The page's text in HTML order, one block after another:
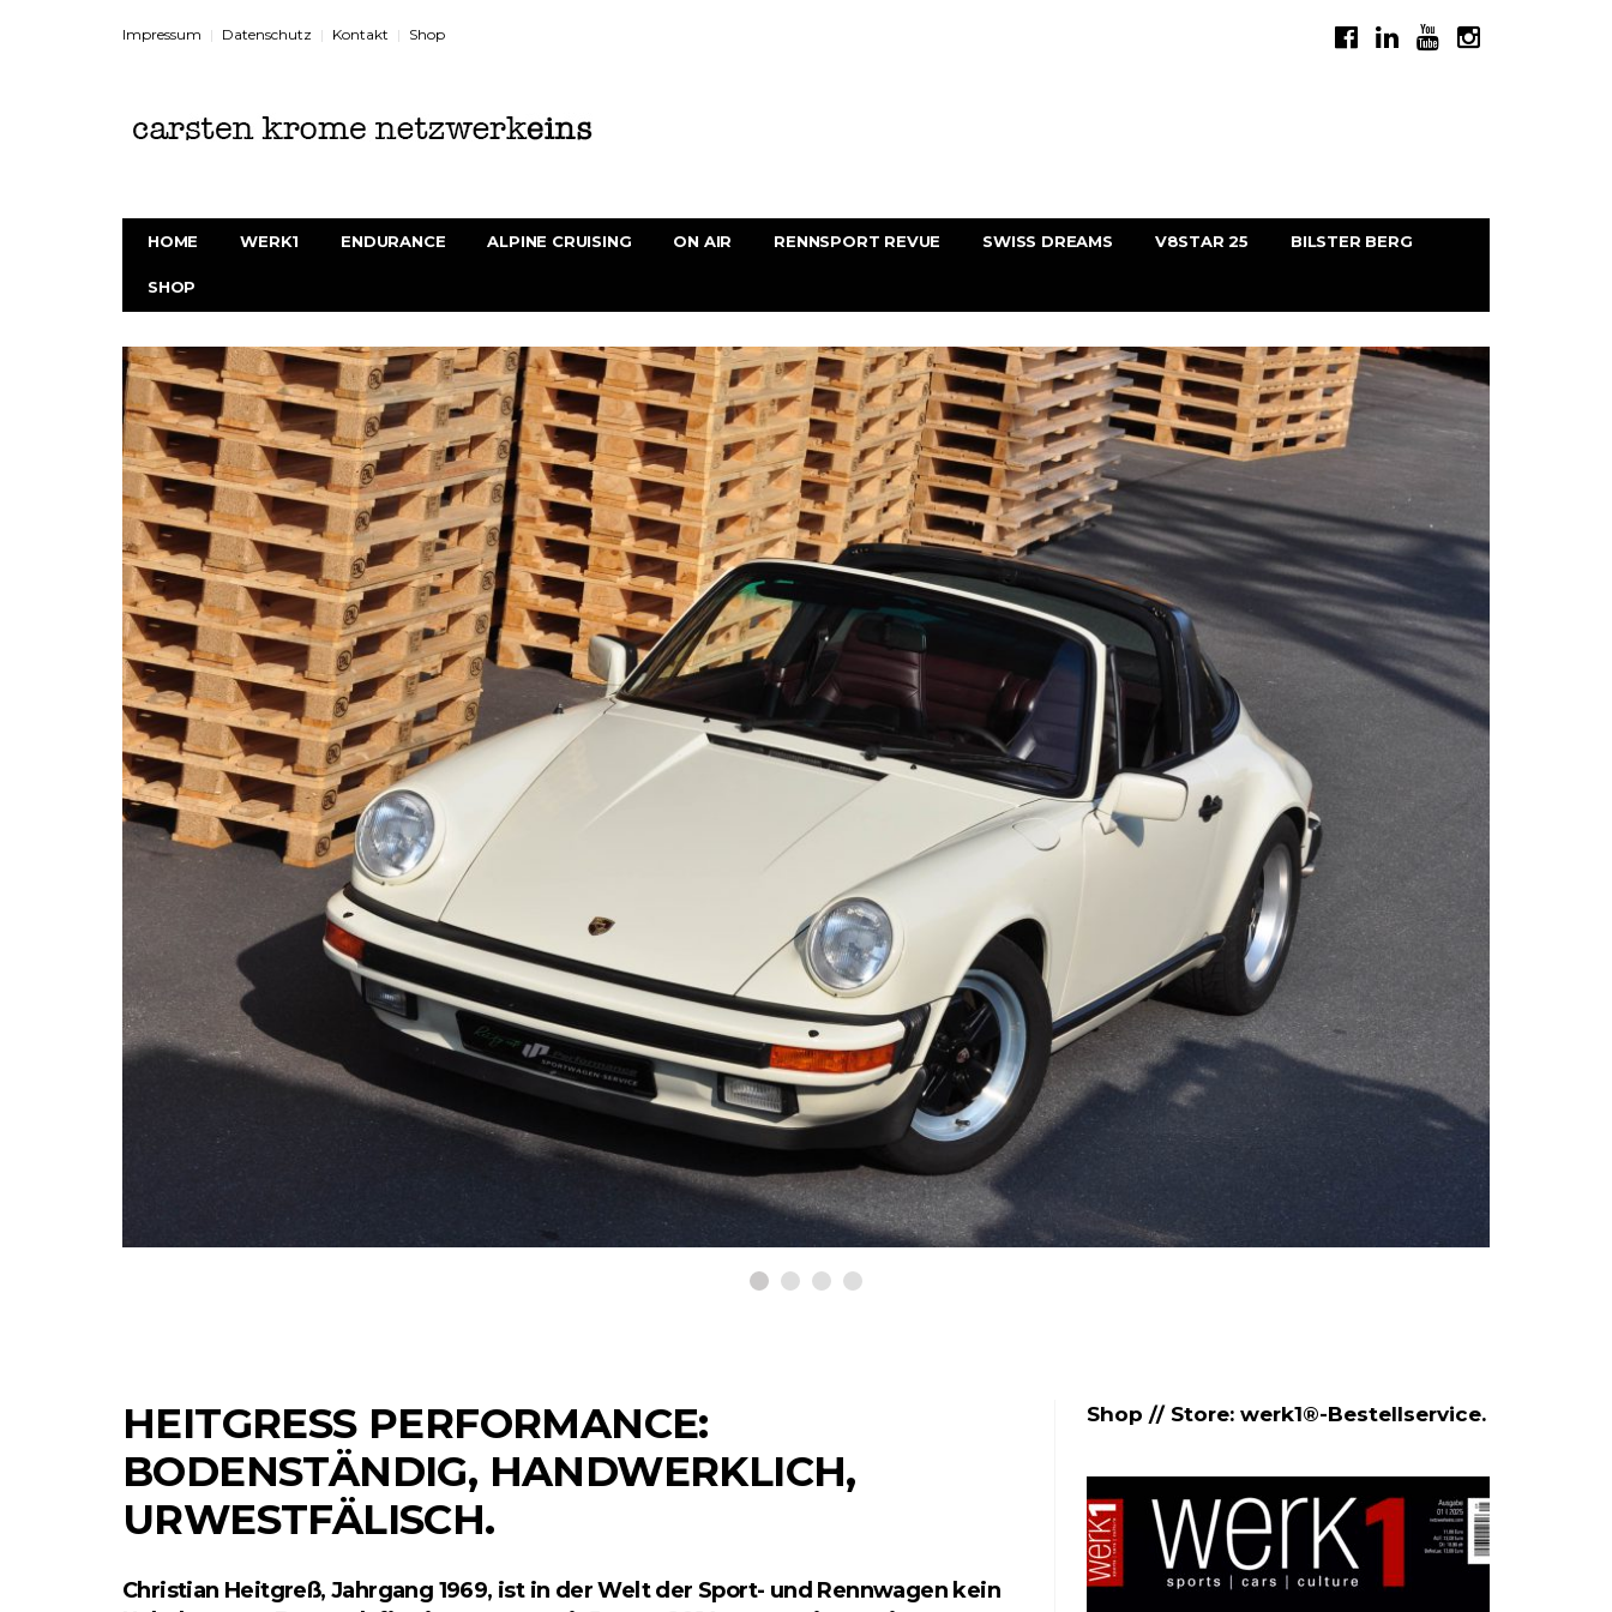
Impressum Datenschutz Kontakt Shop
HOME WERK1 ENDURANCE ALPINE CRUISING ON AIR RENNSPORT REVUE SWISS DREAMS V8STAR 25 BILSTER BERG
SHOP
HEITGRESS PERFORMANCE: B
ODENSTÄNDIG, HANDWERKLICH, U
RWESTFÄLISCH.
Christian Heitgreß, Jahrgang 1969, ist in der Welt der Sport- und Rennwagen kein
Shop // Store: werk1®-Bestellservice.